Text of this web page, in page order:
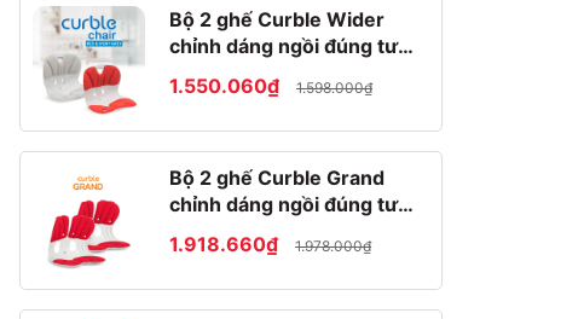
Bộ 2 ghế Curble Wider
chỉnh dáng ngồi đúng tư
thế Hàn Quốc
1.550.060₫ 1.598.000₫
Bộ 2 ghế Curble Grand
chỉnh dáng ngồi đúng tư
thế Hàn Quốc
1.918.660₫ 1.978.000₫